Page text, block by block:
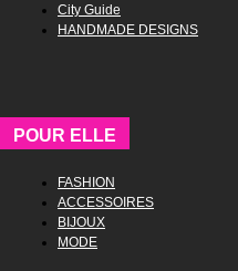
City Guide
HANDMADE DESIGNS
POUR ELLE
FASHION
ACCESSOIRES
BIJOUX
MODE